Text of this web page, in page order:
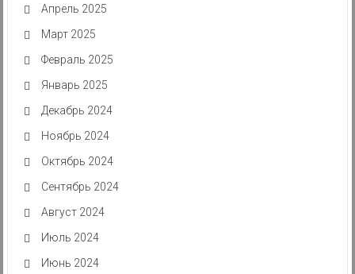
Апрель 2025
Март 2025
Февраль 2025
Январь 2025
Декабрь 2024
Ноябрь 2024
Октябрь 2024
Сентябрь 2024
Август 2024
Июль 2024
Июнь 2024